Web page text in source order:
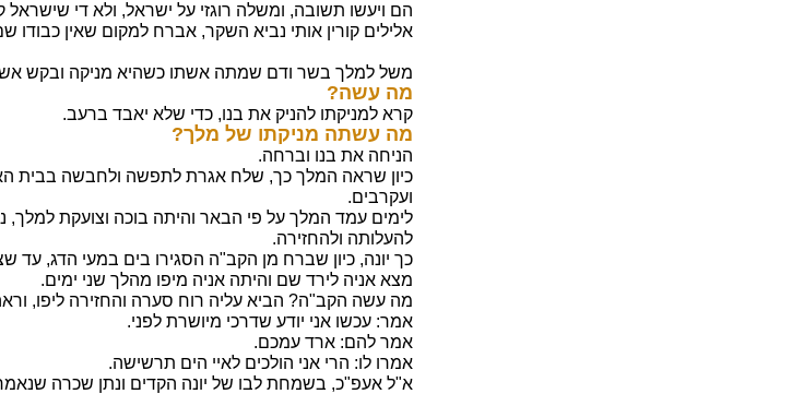
הם ויעשו תשובה, ומשלה רוגזי על ישראל, ולא די שישראל
אלילים קורין אותי נביא השקר, אברח למקום שאין כבודו
משל למלך בשר ודם שמתה אשתו כשהיא מניקה ובקש
מה עשה?
קרא למניקתו להניק את בנו, כדי שלא יאבד ברעב.
מה עשתה מניקתו של מלך?
הניחה את בנו וברחה.
כיון שראה המלך כך, שלח אגרת לתפשה ולחבשה בבית
ועקרבים.
לימים עמד המלך על פי הבאר והיתה בוכה וצועקת למלך,
להעלותה ולהחזירה.
כך יונה, כיון שברח מן הקב"ה הסגירו בים במעי הדג, עד
מצא אניה לירד שם והיתה אניה מיפו מהלך שני ימים.
מה עשה הקב"ה? הביא עליה רוח סערה והחזירה ליפו,
אמר: עכשו אני יודע שדרכי מיושרת לפני.
אמר להם: ארד עמכם.
אמרו לו: הרי אני הולכים לאיי הים תרשישה.
א"ל אעפ"כ, בשמחת לבו של יונה הקדים ונתן שכרה